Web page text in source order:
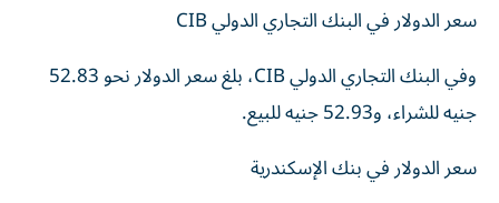
سعر الدولار في البنك التجاري الدولي CIB
وفي البنك التجاري الدولي CIB، بلغ سعر الدولار نحو 52.83
جنيه للشراء، و52.93 جنيه للبيع.
سعر الدولار في بنك الإسكندرية